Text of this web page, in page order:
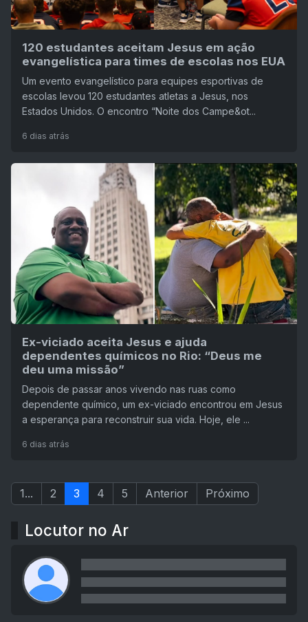
120 estudantes aceitam Jesus em ação
evangelística para times de escolas nos EUA
Um evento evangelístico para equipes esportivas de
escolas levou 120 estudantes atletas a Jesus, nos
Estados Unidos. O encontro “Noite dos Campe&ot...
6 dias atrás
Ex-viciado aceita Jesus e ajuda
dependentes químicos no Rio: “Deus me
deu uma missão”
Depois de passar anos vivendo nas ruas como
dependente químico, um ex-viciado encontrou em Jesus
a esperança para reconstruir sua vida. Hoje, ele ...
6 dias atrás
1... 2 3 4 5 Anterior Próximo
Locutor no Ar